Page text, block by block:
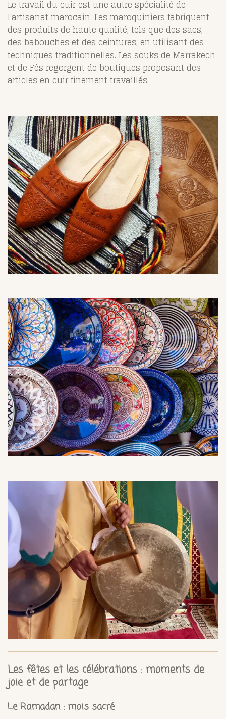
Le travail du cuir est une autre spécialité de
l'artisanat marocain. Les maroquiniers fabriquent
des produits de haute qualité, tels que des sacs,
des babouches et des ceintures, en utilisant des
techniques traditionnelles. Les souks de Marrakech
et de Fès regorgent de boutiques proposant des
articles en cuir finement travaillés.
Les fêtes et les célébrations : moments de
joie et de partage
Le Ramadan : mois sacré